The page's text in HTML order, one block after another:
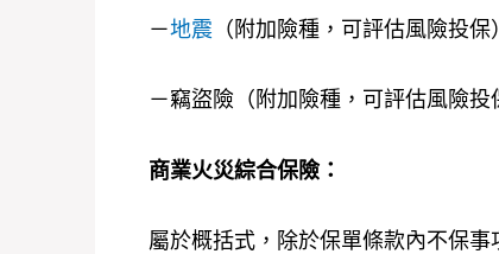
－地震 （附加險種，可評估風險投保）
－竊盜險（附加險種，可評估風險投
商業火災綜合保險：
屬於概括式，除於保單條款內不保